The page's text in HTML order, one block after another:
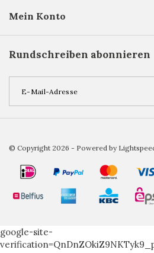
Mein Konto
Rundschreiben abonnieren
© Copyright 2026 - Powered by
google-site-